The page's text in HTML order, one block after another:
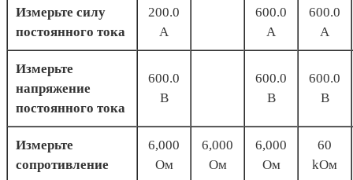
Измерьте силу
постоянного тока
200.0
A
600.0
A
600.0
A
Измерьте
напряжение
постоянного тока
600.0
B
600.0
B
600.0
B
Измерьте
сопротивление
6,000
Ом
6,000
Ом
6,000
Ом
60
kОм